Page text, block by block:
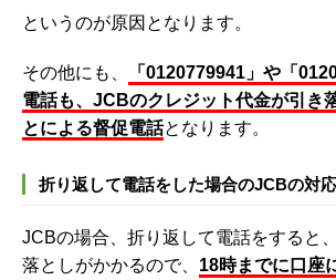
というのが原因となります。
その他にも、
「0120779941」や「
電話も、JCBのクレジット代金が引き
とによる督促電話となります。
折り返して電話をした場合のJCBの対応
JCBの場合、折り返して電話をすると
落としがかかるので、 18時までに口座